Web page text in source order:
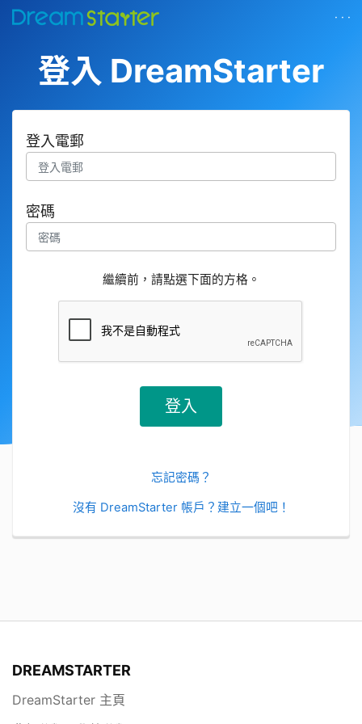
· · ·
登入 DreamStarter
登入電郵
密碼
繼續前，請點選下面的方格。
忘記密碼？
沒有 DreamStarter 帳戶？建立一個吧！
DREAMSTARTER
DreamStarter 主頁